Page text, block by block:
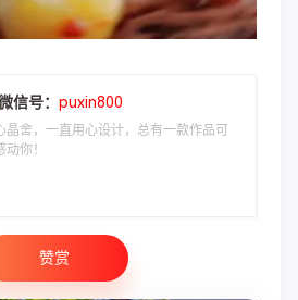
信号： puxin800
晶舍，一直用心设计，总有一款作品可
动你！
赞赏